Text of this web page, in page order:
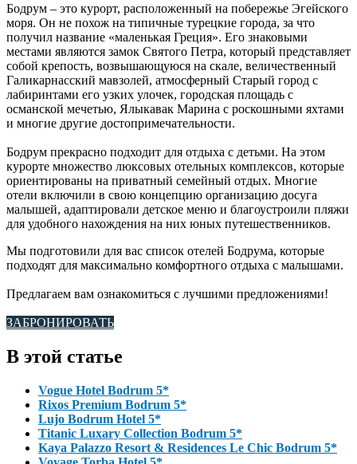
Бодрум – это курорт, расположенный на побережье Эгейского
моря. Он не похож на типичные турецкие города, за что
получил название «маленькая Греция». Его знаковыми
местами являются замок Святого Петра, который представляет
собой крепость, возвышающуюся на скале, величественный
Галикарнасский мавзолей, атмосферный Старый город с
лабиринтами его узких улочек, городская площадь с
османской мечетью, Ялыкавак Марина с роскошными яхтами
и многие другие достопримечательности.
Бодрум прекрасно подходит для отдыха с детьми. На этом
курорте множество люксовых отельных комплексов, которые
ориентированы на приватный семейный отдых. Многие
отели включили в свою концепцию организацию досуга
малышей, адаптировали детское меню и благоустроили пляжи
для удобного нахождения на них юных путешественников.
Мы подготовили для вас список отелей Бодрума, которые
подходят для максимально комфортного отдыха с малышами.
Предлагаем вам ознакомиться с лучшими предложениями!
ЗАБРОНИРОВАТЬ
В этой статье
Vogue Hotel Bodrum 5*
Rixos Premium Bodrum 5*
Lujo Bodrum Hotel 5*
Titanic Luxary Collection Bodrum 5*
Kaya Palazzo Resort & Residences Le Chic Bodrum 5*